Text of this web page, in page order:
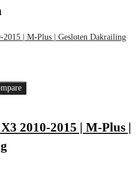
2010-2015 | M-Plus |